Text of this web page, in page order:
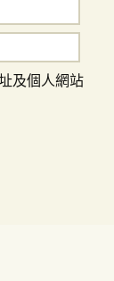
及個人網站